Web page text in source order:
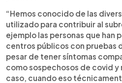
“Hemos conocido de las
utilizado para contribuir al
ejemplo las personas que han
centros públicos con pruebas
pesar de tener síntomas
como sospechosos de covid y
caso, cuando eso